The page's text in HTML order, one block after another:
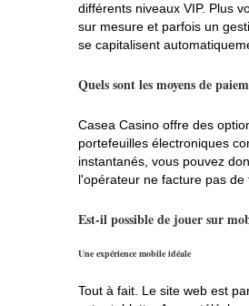
différents niveaux VIP. Plus
sur mesure et parfois un
se capitalisent
Quels sont les moyens de
Casea Casino offre des
portefeuilles électroniques
instantanés, vous pouvez
l'opérateur ne facture pas
Est-il possible de jouer sur
Une expérience mobile idéale
Tout à fait. Le site web est